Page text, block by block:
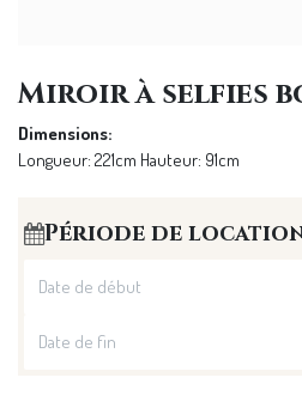
Miroir à selfies
Dimensions:
Longueur: 221cm Hauteur: 91cm
Période de